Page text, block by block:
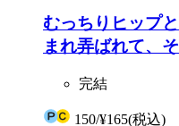
むっちりヒップ
まれ弄ばれて、
完結
150/¥165(税込)